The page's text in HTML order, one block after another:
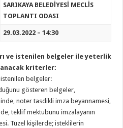
SARIKAYA BELEDİYESİ MECLİS
TOPLANTI ODASI
29.03.2022 – 14:30
ve istenilen belgeler ile yeterlik
kriterler:
istenilen belgeler:
gösteren belgeler,
noter tasdikli imza beyannamesi,
teklif mektubunu imzalayanın
Tüzel kişilerde; isteklilerin